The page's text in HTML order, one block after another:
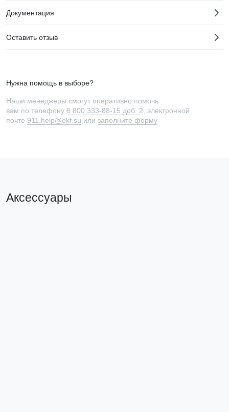
Документация
Оставить отзыв
Нужна помощь в выборе?
Наши менеджеры смогут оперативно помочь
вам по телефону 8 800 333-88-15 доб. 2 , электронной
почте 911.help@ekf.su или заполните форму
Аксессуары